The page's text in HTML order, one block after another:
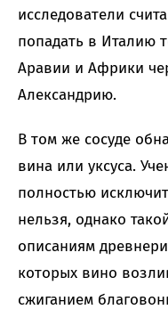
исследователи
попадать в Италию
Аравии и Африки
Александрию.
В том же сосуде
вина или уксуса.
полностью
нельзя, однако
описаниям
которых вино
сжиганием